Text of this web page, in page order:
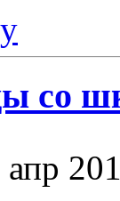
со
апр